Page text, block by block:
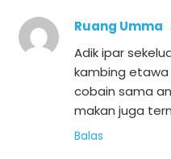
Ruang Umma
Adik ipar
kambing etawa
cobain sama
makan juga
Balas